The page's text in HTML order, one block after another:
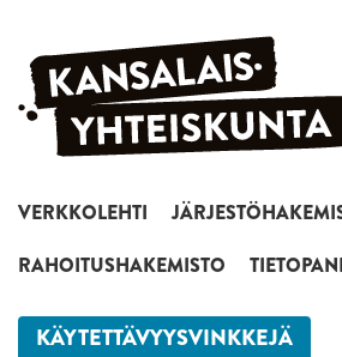
Siirry sisältöön
VERKKOLEHTI
RAHOITUSHAKEMISTO
KÄYTETTÄVYYSVINKKEJÄ